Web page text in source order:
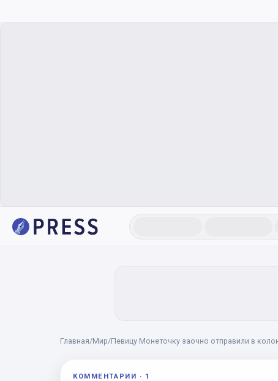
Главная/Мир/Певицу Монеточку заочно отправили в
КОММЕНТАРИИ · 1